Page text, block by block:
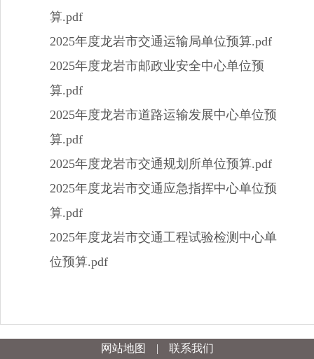
算.pdf
2025年度龙岩市交通运输局单位预算.pdf
2025年度龙岩市邮政业安全中心单位预
算.pdf
2025年度龙岩市道路运输发展中心单位预
算.pdf
2025年度龙岩市交通规划所单位预算.pdf
2025年度龙岩市交通应急指挥中心单位预
算.pdf
2025年度龙岩市交通工程试验检测中心单
位预算.pdf
网站地图 | 联系我们